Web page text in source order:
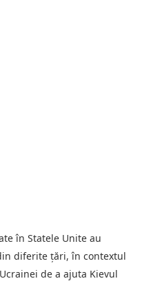
în Statele Unite au
diferite ţări, în contextul
de a ajuta Kievul